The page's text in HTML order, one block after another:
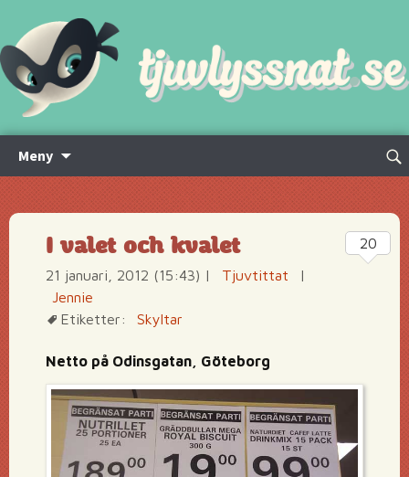
Meny
innehåll
Sök
I valet och kvalet
21 januari, 2012 (15:43) | Tjuvtittat
|
Jennie
Etiketter:
Skyltar
Netto på Odinsgatan, Göteborg
20